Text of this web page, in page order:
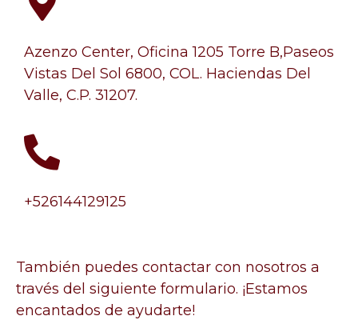
Azenzo Center, Oficina 1205 Torre B,Paseos
Vistas Del Sol 6800, COL. Haciendas Del
Valle, C.P. 31207.
+526144129125
También puedes contactar con nosotros a
través del siguiente formulario. ¡Estamos
encantados de ayudarte!